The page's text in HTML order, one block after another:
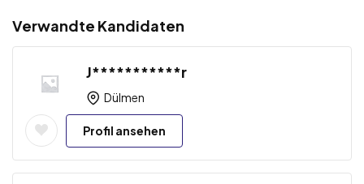
Verwandte Kandidaten
J***********r
Dülmen
Profil ansehen